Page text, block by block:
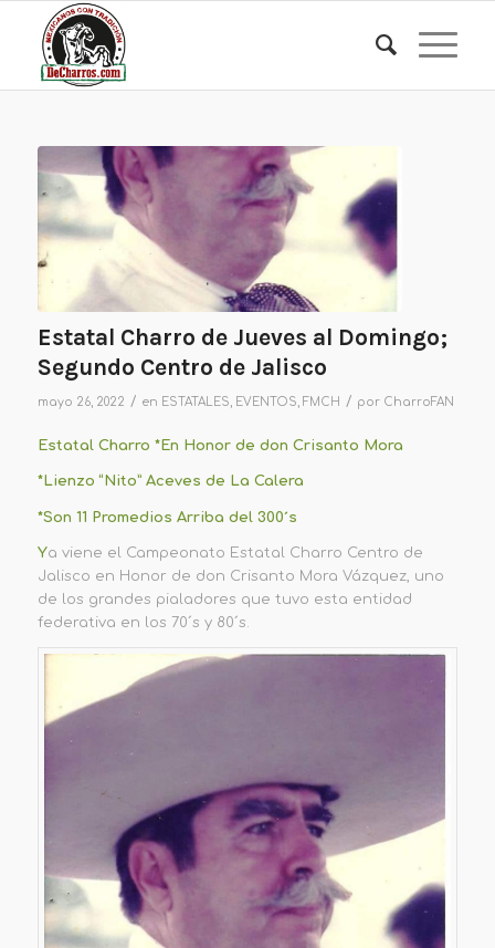
Estatal Charro de Jueves al Domingo;
Segundo Centro de Jalisco
mayo 26, 2022 / en ESTATALES, EVENTOS, FMCH / por CharroFAN
Estatal Charro *En Honor de don Crisanto Mora
*Lienzo “Nito” Aceves de La Calera
*Son 11 Promedios Arriba del 300´s
Ya viene el Campeonato Estatal Charro Centro de
Jalisco en Honor de don Crisanto Mora Vázquez, uno
de los grandes pialadores que tuvo esta entidad
federativa en los 70´s y 80´s.